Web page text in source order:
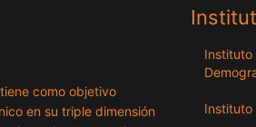
como objetivo
en su triple dimensión
Instituto
Instituto